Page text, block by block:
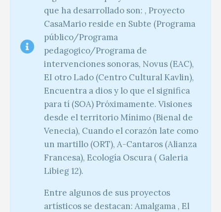
que ha desarrollado son: , Proyecto
CasaMario reside en Subte (Programa
público/Programa
pedagogico/Programa de
intervenciones sonoras, Novus (EAC),
EI otro Lado (Centro Cultural Kavlin),
Encuentra a dios y lo que el significa
para tí (SOA) Próximamente. Visiones
desde el territorio Mínimo (Bienal de
Venecia), Cuando el corazón late como
un martillo (ORT), A-Cantaros (Alianza
Francesa), Ecología Oscura ( Galeria
Libieg 12).
Entre algunos de sus proyectos
artísticos se destacan: Amalgama , El